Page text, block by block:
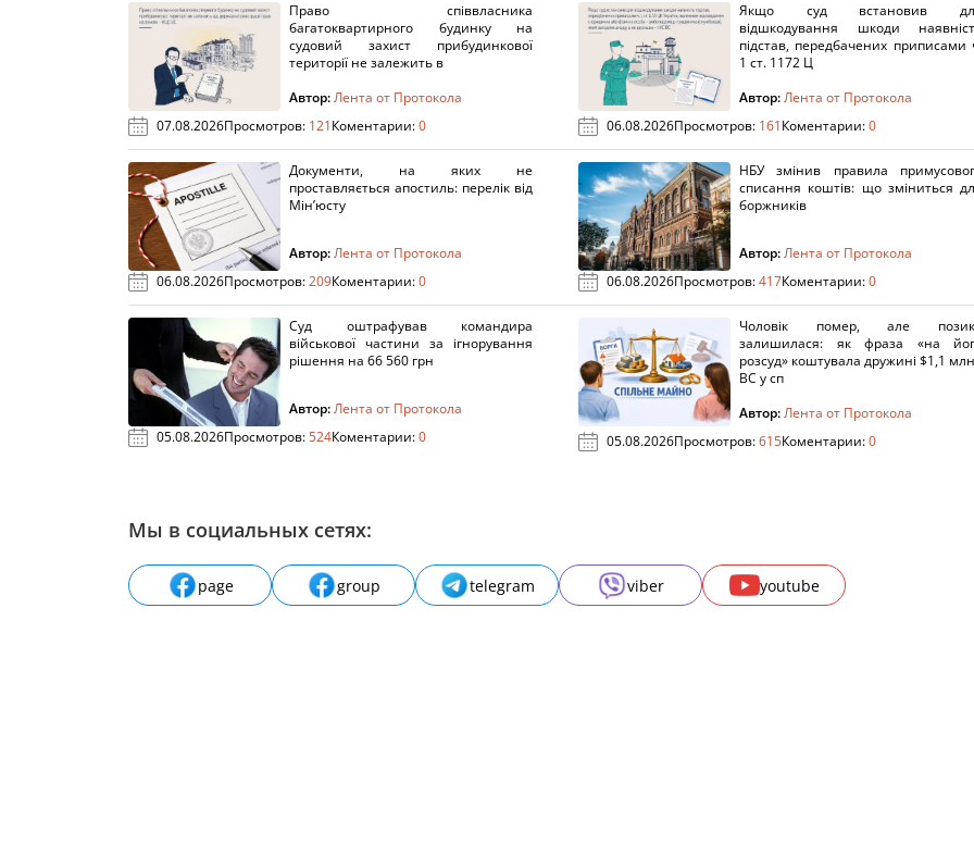
Право співвласника
багатоквартирного будинку на
судовий захист прибудинкової
території не залежить в
Автор:Лента от Протокола
07.08.2026Просмотров: 121Коментарии:0
Якщо суд встановив
відшкодування шкоди
підстав, передбачених приписами
1 ст. 1172 Ц
Автор:Лента от Протокола
06.08.2026Просмотров: 161Коментарии:0
Документи, на яких не
проставляється апостиль: перелік від
Мін’юсту
Автор:Лента от Протокола
06.08.2026Просмотров:209Коментарии:0
НБУ змінив правила
списання коштів: що зміниться
боржників
Автор:Лента от Протокола
06.08.2026Просмотров:417Коментарии:0
Суд оштрафував командира
військової частини за ігнорування
рішення на 66 560 грн
Автор:Лента от Протокола
05.08.2026Просмотров:524Коментарии:0
Чоловік помер, але
залишилася: як фраза «на
розсуд» коштувала дружині $1,1
ВС у сп
Автор:Лента от Протокола
05.08.2026Просмотров:615Коментарии:0
Мы в социальных сетях:
page group telegram viber youtube